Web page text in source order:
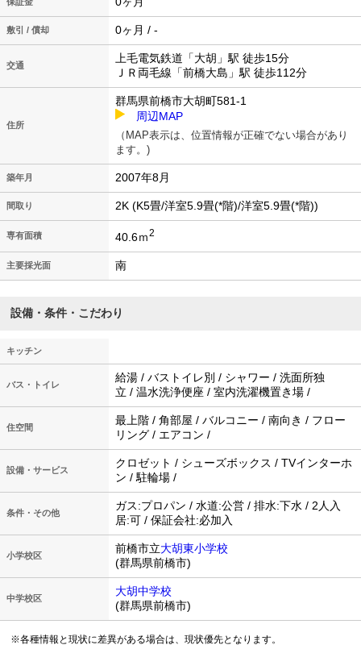
敷引 / 償却 0ヶ月 / -
交通
上毛電気鉄道「大胡」駅 徒歩15分
ＪＲ両毛線「前橋大島」駅 徒歩112分
住所
群馬県前橋市大胡町581-1
周辺MAP
（MAP表示は、位置情報が正確でない場合があり
ます。)
築年月 2007年8月
間取り 2K (K5畳/洋室5.9畳(*階)/洋室5.9畳(*階))
専有面積 40.6ｍ2
主要採光面 南
設備・条件・こだわり
キッチン
バス・トイレ
給湯 / バストイレ別 / シャワー / 洗面所独
立 / 温水洗浄便座 / 室内洗濯機置き場 /
住空間
最上階 / 角部屋 / バルコニー / 南向き / フロー
リング / エアコン /
設備・サービス
クロゼット / シューズボックス / TVインターホ
ン / 駐輪場 /
条件・その他
ガス:プロパン / 水道:公営 / 排水:下水 / 2人入
居:可 / 保証会社:必加入
小学校区
前橋市立大胡東小学校
(群馬県前橋市)
中学校区
大胡中学校
(群馬県前橋市)
※各種情報と現状に差異がある場合は、現状優先となります。